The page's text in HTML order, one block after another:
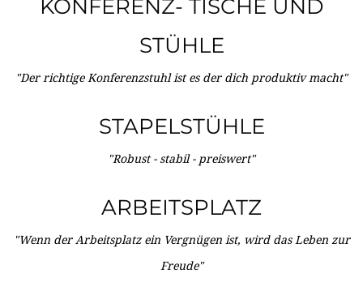
KONFERENZ- TISCHE UND
STÜHLE
"Der richtige Konferenzstuhl ist es der dich produktiv macht"
STAPELSTÜHLE
"Robust - stabil - preiswert"
ARBEITSPLATZ
"Wenn der Arbeitsplatz ein Vergnügen ist, wird das Leben zur
Freude"